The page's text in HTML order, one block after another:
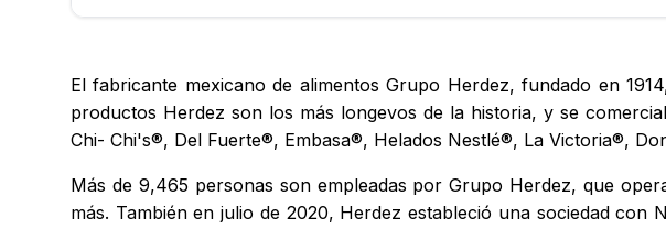
El fabricante mexicano de alimentos Grupo Herdez, fundado en
productos Herdez son los más longevos de la historia, y se
Chi- Chi's®, Del Fuerte®, Embasa®, Helados Nestlé®, La Victoria®,
Más de 9,465 personas son empleadas por Grupo Herdez, que
más. También en julio de 2020, Herdez estableció una sociedad